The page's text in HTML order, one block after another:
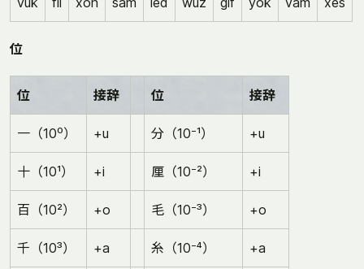
位
位 接辞 位 接辞
一（10⁰） +u 分（10⁻¹） +u
十（10¹） +i 厘（10⁻²） +i
百（10²） +o 毛（10⁻³） +o
千（10³） +a 糸（10⁻⁴） +a